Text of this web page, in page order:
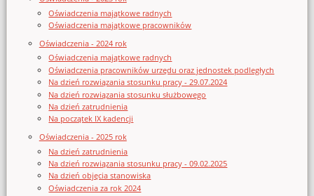
Oświadczenia majątkowe radnych
Oświadczenia majątkowe pracowników
Oświadczenia - 2024 rok
Oświadczenia majątkowe radnych
Oświadczenia pracowników urzędu oraz jednostek podległych
Na dzień rozwiązania stosunku pracy - 29.07.2024
Na dzień rozwiązania stosunku służbowego
Na dzień zatrudnienia
Na początek IX kadencji
Oświadczenia - 2025 rok
Na dzień zatrudnienia
Na dzień rozwiązania stosunku pracy - 09.02.2025
Na dzień objęcia stanowiska
Oświadczenia za rok 2024